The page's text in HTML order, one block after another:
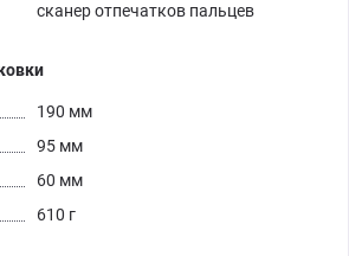
сканер отпечатков пальцев
190 мм
95 мм
60 мм
610 г